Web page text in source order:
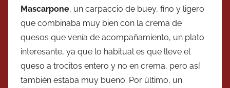
Mascarpone, un carpaccio de buey, fino y ligero
que combinaba muy bien con la crema de
quesos que venía de acompañamiento, un plato
interesante, ya que lo habitual es que lleve el
queso a trocitos entero y no en crema, pero así
también estaba muy bueno. Por último, un